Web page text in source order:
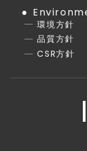
環境方針
品質方針
CSR方針